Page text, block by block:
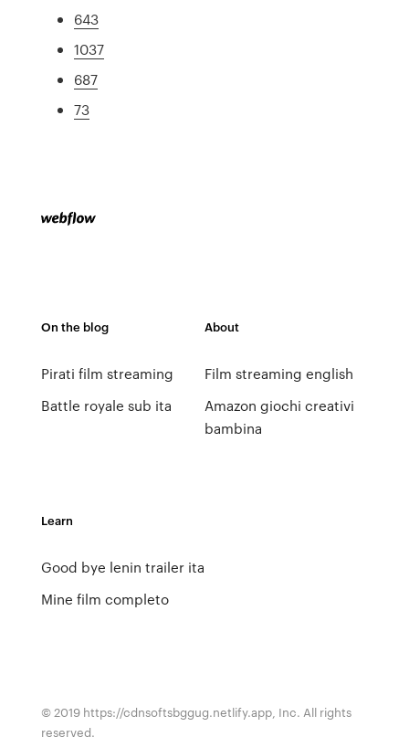
643
1037
687
73
On the blog
Pirati film streaming
Battle royale sub ita
About
Film streaming english
Amazon giochi creativi
bambina
Learn
Good bye lenin trailer ita
Mine film completo
© 2019 https://cdnsoftsbggug.netlify.app, Inc. All rights
reserved.